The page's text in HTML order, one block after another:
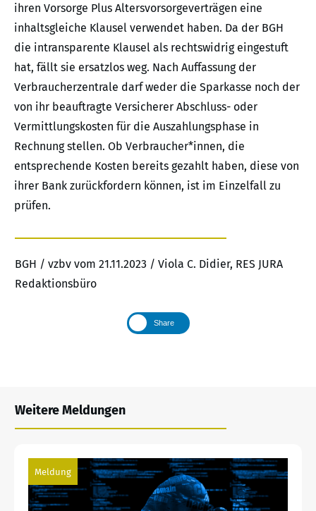
ihren Vorsorge Plus Altersvorsorgeverträgen eine
inhaltsgleiche Klausel verwendet haben. Da der BGH
die intransparente Klausel als rechtswidrig eingestuft
hat, fällt sie ersatzlos weg. Nach Auffassung der
Verbraucherzentrale darf weder die Sparkasse noch der
von ihr beauftragte Versicherer Abschluss- oder
Vermittlungskosten für die Auszahlungsphase in
Rechnung stellen. Ob Verbraucher*innen, die
entsprechende Kosten bereits gezahlt haben, diese von
ihrer Bank zurückfordern können, ist im Einzelfall zu
prüfen.
BGH / vzbv vom 21.11.2023 / Viola C. Didier, RES JURA
Redaktionsbüro
Share
Weitere Meldungen
Meldung